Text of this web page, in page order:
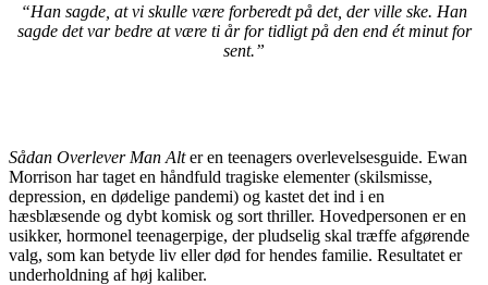
“Han sagde, at vi skulle være forberedt på det, der ville ske. Han
sagde det var bedre at være ti år for tidligt på den end ét minut for
sent.”
Sådan Overlever Man Alter en teenagers overlevelsesguide. Ewan
Morrison har taget en håndfuld tragiske elementer (skilsmisse,
depression, en dødelige pandemi) og kastet det ind i en
hæsblæsende og dybt komisk og sort thriller. Hovedpersonen er en
usikker, hormonel teenagerpige, der pludselig skal træffe afgørende
valg, som kan betyde liv eller død for hendes familie. Resultatet er
underholdning af høj kaliber.